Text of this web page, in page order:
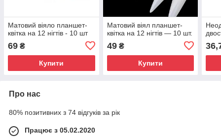
Матовий віяло планшет-
квітка на 12 нігтів - 10 шт
69 ₴
Купити
Матовий віял планшет-
квітка на 12 нігтів — 10 шт.
49₴
Купити
Про нас
80% позитивних з 74 відгуків за рік
Працює з 05.02.2020